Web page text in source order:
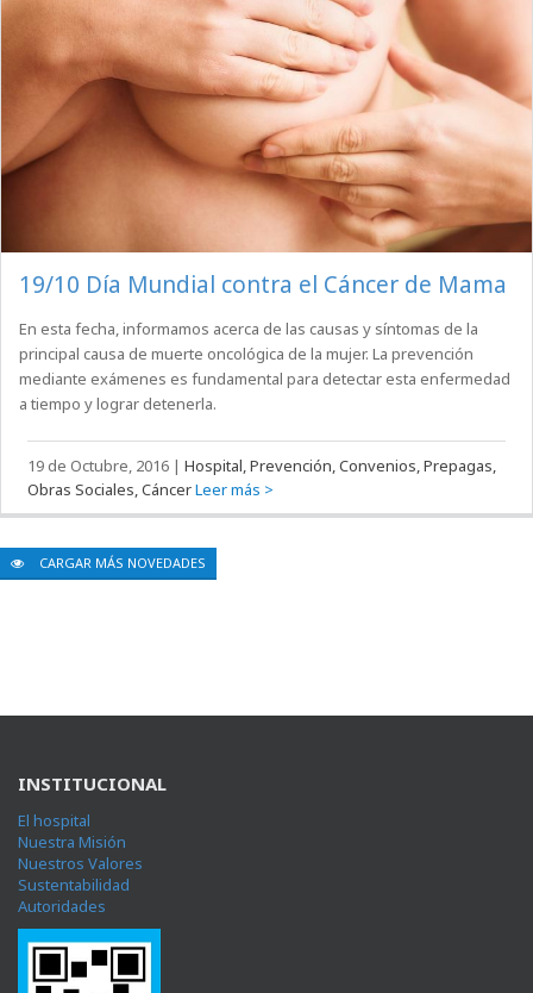
19/10 Día Mundial contra el Cáncer de Mama
En esta fecha, informamos acerca de las causas y síntomas de la
principal causa de muerte oncológica de la mujer. La prevención
mediante exámenes es fundamental para detectar esta enfermedad
a tiempo y lograr detenerla.
19 de Octubre, 2016 |Hospital, Prevención, Convenios, Prepagas,
Obras Sociales, CáncerLeer más >
CARGAR MÁS NOVEDADES
INSTITUCIONAL
El hospital
Nuestra Misión
Nuestros Valores
Sustentabilidad
Autoridades